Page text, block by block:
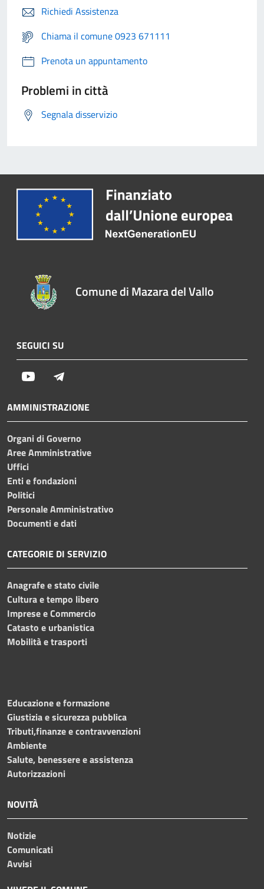
Richiedi Assistenza
Chiama il comune 0923 671111
Prenota un appuntamento
Problemi in città
Segnala disservizio
Comune di Mazara del Vallo
SEGUICI SU
Youtube
AMMINISTRAZIONE
Organi di Governo
Aree Amministrative
Uffici
Enti e fondazioni
Politici
Personale Amministrativo
Documenti e dati
CATEGORIE DI SERVIZIO
Anagrafe e stato civile
Cultura e tempo libero
Imprese e Commercio
Catasto e urbanistica
Mobilità e trasporti
Educazione e formazione
Giustizia e sicurezza pubblica
Tributi,finanze e contravvenzioni
Ambiente
Salute, benessere e assistenza
Autorizzazioni
NOVITÀ
Notizie
Comunicati
Avvisi